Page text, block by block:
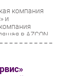
компания
и
в AZCON
соглашение о